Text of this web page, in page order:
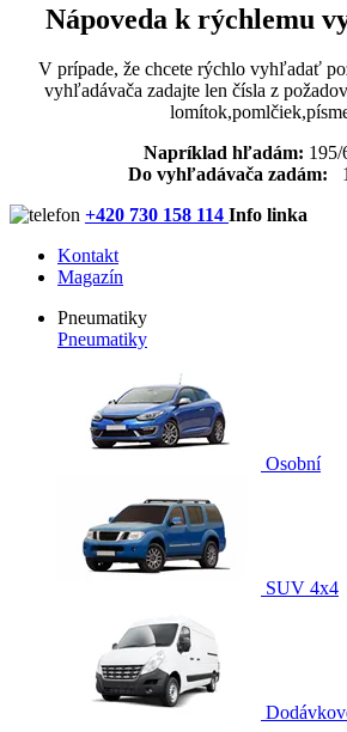
Nápoveda k rýchlemu
V prípade, že chcete rýchlo vyhľadať
vyhľadávača zadajte len čísla z
Napríklad hľadám: 195/
Do vyhľadávača zadám:
+420 730 158 114 Info linka
Kontakt
Magazín
Pneumatiky
Pneumatiky
Osobní
SUV 4x4